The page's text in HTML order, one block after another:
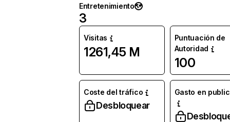
Entretenimiento
3
Visitas
1261,45 M
Puntuación de
Autoridad
100
Coste del tráfico
Desbloquear
Gasto en